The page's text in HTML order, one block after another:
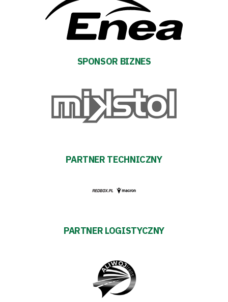
SPONSOR BIZNES
PARTNER TECHNICZNY
PARTNER LOGISTYCZNY